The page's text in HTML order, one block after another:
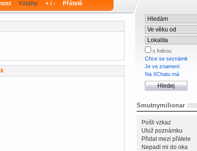
Vztahy + / - Přátelé
s fotkou
Chce se seznámit
Je ve znamení
Na XChatu má
Smutnymilionar
Pošli vzkaz
Ulož poznámku
Přidat mezi přátele
Nepadl mi do oka